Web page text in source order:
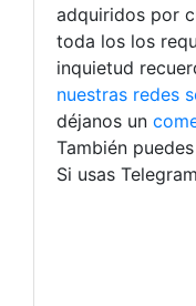
adquiridos por
toda los los
inquietud
nuestras redes
déjanos un
También
Si usas Telegram